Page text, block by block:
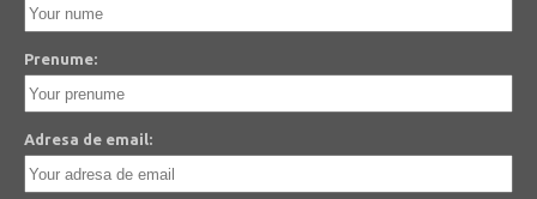
Prenume:
Adresa de email: